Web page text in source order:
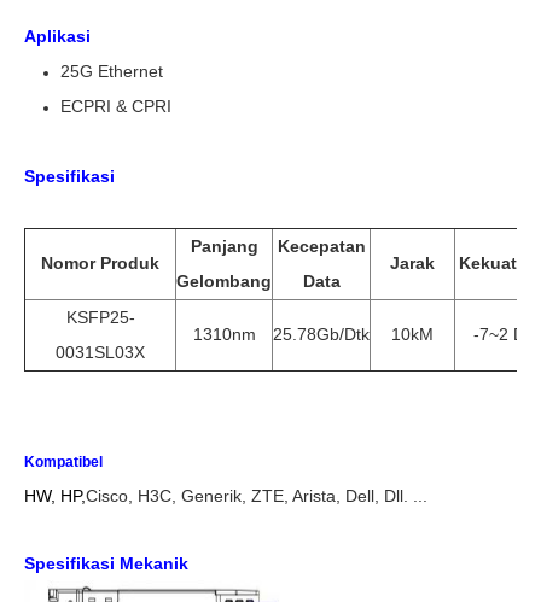
Aplikasi
25G Ethernet
ECPRI & CPRI
Spesifikasi
Nomor Produk
Panjang
Gelombang
Kecepatan
Data
Jarak Kekuatan
KSFP25-
0031SL03X
1310nm 25.78Gb/dtk 10kM -7~2
Kompatibel
HW, HP,Cisco, H3C, Generik, ZTE, Arista, Dell, Dll. ...
Spesifikasi Mekanik